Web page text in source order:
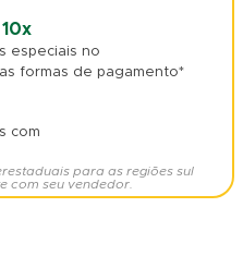
especiais no
formas de pagamento*
com
para as regiões sul
com seu vendedor.